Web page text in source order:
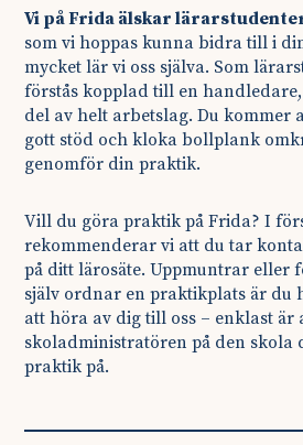
Vi på Frida älskar
som vi hoppas kunna bidra till i
mycket lär vi oss själva. Som
förstås kopplad till en
del av helt arbetslag. Du kommer
gott stöd och kloka bollplank
genomför din praktik.
Vill du göra praktik på Frida? I
rekommenderar vi att du tar
på ditt lärosäte. Uppmuntrar eller
själv ordnar en praktikplats är du
att höra av dig till oss – enklast är
skoladministratören på den skola
praktik på.